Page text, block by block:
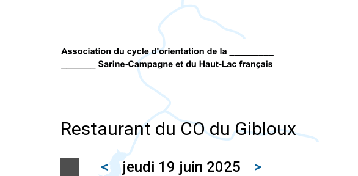
Restaurant du CO du Gibloux
< jeudi 19 juin 2025 >